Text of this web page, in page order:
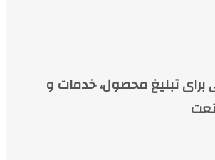
تبلیغ محصول، خدمات و